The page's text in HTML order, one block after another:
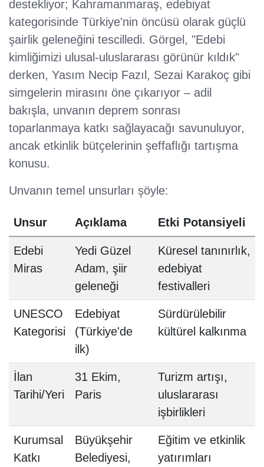
destekliyor; Kahramanmaraş, edebiyat
kategorisinde Türkiye'nin öncüsü olarak güçlü
şairlik geleneğini tescilledi. Görgel, "Edebi
kimliğimizi ulusal-uluslararası görünür kıldık"
derken, Yasım Necip Fazıl, Sezai Karakoç gibi
simgelerin mirasını öne çıkarıyor – adil
bakışla, unvanın deprem sonrası
toparlanmaya katkı sağlayacağı savunuluyor,
ancak etkinlik bütçelerinin şeffaflığı tartışma
konusu.
Unvanın temel unsurları şöyle:
Unsur Açıklama Etki Potansiyeli
Edebi
Miras
Yedi Güzel
Adam, şiir
geleneği
Küresel tanınırlık,
edebiyat
festivalleri
UNESCO
Kategorisi
Edebiyat
(Türkiye'de
ilk)
Sürdürülebilir
kültürel kalkınma
İlan
Tarihi/Yeri
31 Ekim,
Paris
Turizm artışı,
uluslararası
işbirlikleri
Kurumsal
Katkı
Büyükşehir
Belediyesi,
Eğitim ve etkinlik
yatırımları